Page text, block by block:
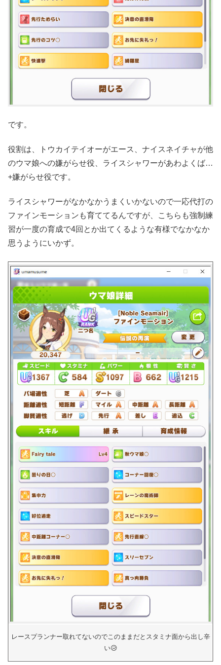
です。
役割は、トウカイテイオーがエース、ナイスネイチャが他
のウマ娘への嫌がらせ役、ライスシャワーがあわよくば…
+嫌がらせ役です。
ライスシャワーがなかなかうまくいかないので一応代打の
ファインモーションも育ててるんですが、こちらも強制練
習が一度の育成で4回とか出てくるような有様でなかなか
思うようにいかず。
レースプランナー取れてないのでこのままだとスタミナ面から出し辛
い😥